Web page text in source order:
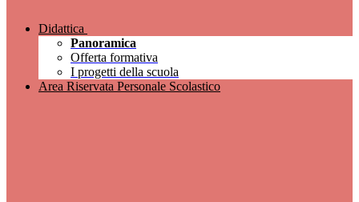
Didattica
Panoramica
Offerta formativa
I progetti della scuola
Area Riservata Personale Scolastico